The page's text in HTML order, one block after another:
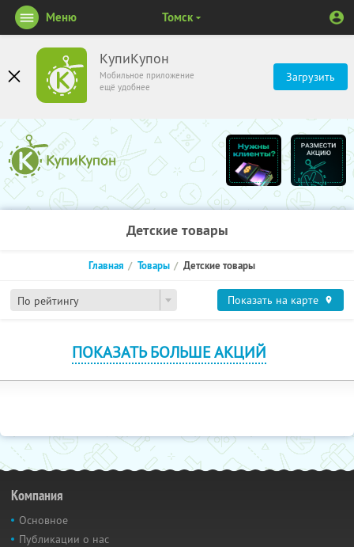
КупиКупон
Мобильное приложение
ещё удобнее
Загрузить
Меню Томск
Детские товары
По рейтингу
Главная Товары Детские товары
Показать на карте
ПОКАЗАТЬ БОЛЬШЕ АКЦИЙ
Компания
Основное
Публикации о нас